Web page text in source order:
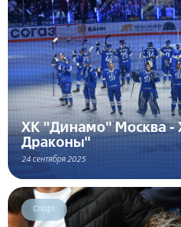
ХК "Динамо" Москва -
Драконы"
24 сентября 2025
Спорт